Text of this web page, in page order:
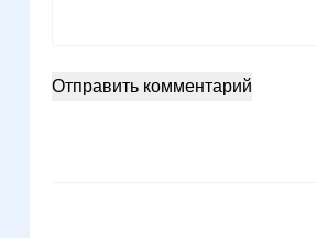
Отправить комментарий